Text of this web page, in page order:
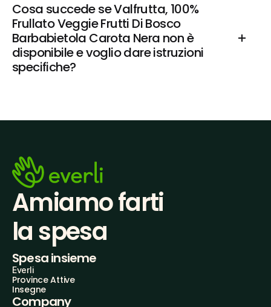
Cosa succede se Valfrutta, 100%
Frullato Veggie Frutti Di Bosco
Barbabietola Carota Nera non è
disponibile e voglio dare istruzioni
specifiche?
Amiamo farti
la spesa
Spesa insieme
Everli
Province Attive
Insegne
Company